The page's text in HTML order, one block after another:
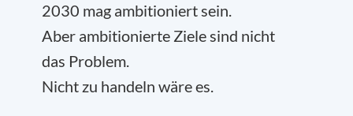
2030 mag ambitioniert sein.
Aber ambitionierte Ziele sind nicht
das Problem.
Nicht zu handeln wäre es.